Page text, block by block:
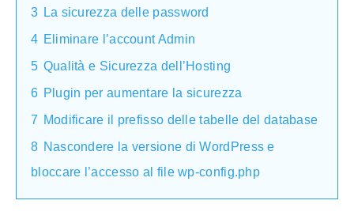
3 La sicurezza delle password
4 Eliminare l’account Admin
5 Qualità e Sicurezza dell’Hosting
6 Plugin per aumentare la sicurezza
7 Modificare il prefisso delle tabelle del database
8 Nascondere la versione di WordPress e
bloccare l’accesso al file wp-config.php